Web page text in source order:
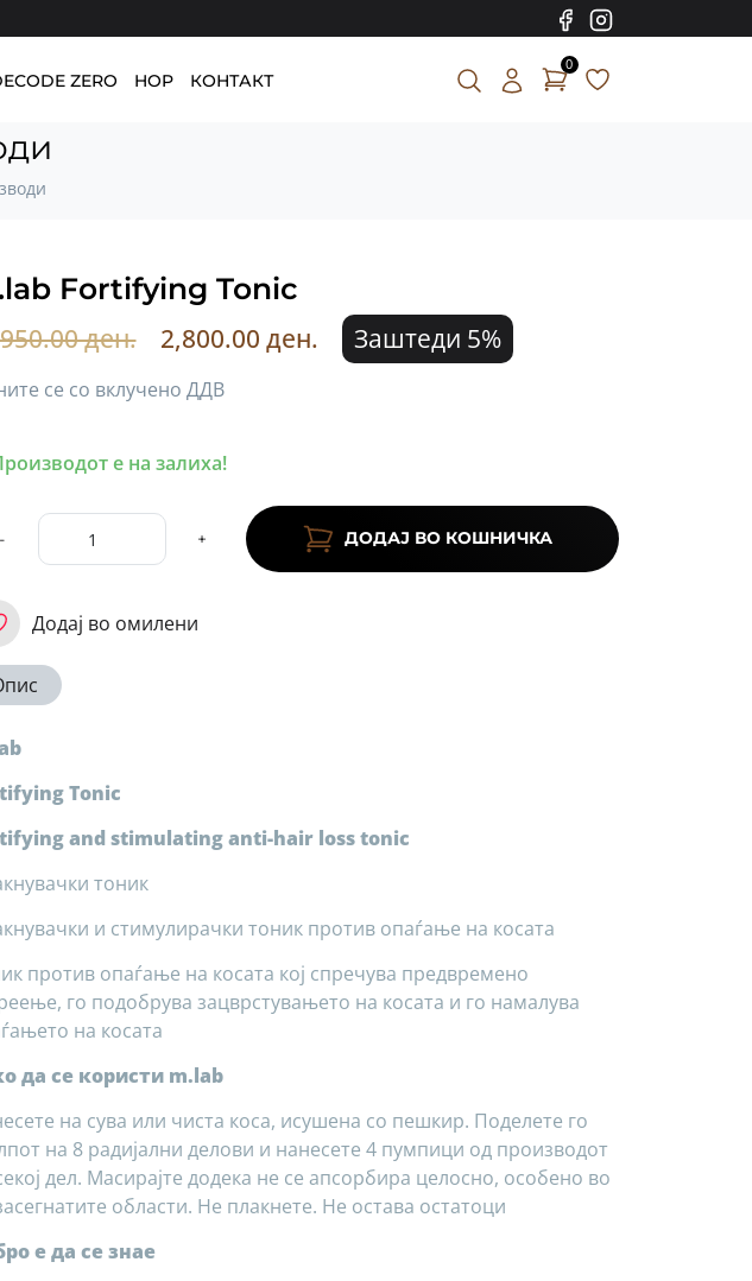
0
ZERO HOP КОНТАКТ
Fortifying Tonic
ден. 2,800.00 ден. Заштеди 5%
се со вклучено ДДВ
е на залиха!
- + ДОДАЈ ВО КОШНИЧКА
Додај во омилени
Tonic
and stimulating anti-hair loss tonic
тоник
и стимулирачки тоник против опаѓање на косата
против опаѓање на косата кој спречува предвремено
го подобрува зацврстувањето на косата и го намалува
на косата
да се користи m.lab
на сува или чиста коса, исушена со пешкир. Поделете го
на 8 радијални делови и нанесете 4 пумпици од производот
дел. Масирајте додека не се апсорбира целосно, особено во
области. Не плакнете. Не остава остатоци
е да се знае